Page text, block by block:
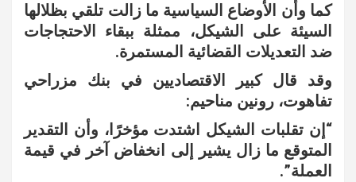
كما وأن الأوضاع السياسية ما زالت تلقي بظلالها
السيئة على الشيكل، ممثلة ببقاء الاحتجاجات
ضد التعديلات القضائية المستمرة.
وقد قال كبير الاقتصاديين في بنك مزراحي
تفاهوت، رونين مناحيم:
“إن تقلبات الشيكل اشتدت مؤخرًا، وأن التقدير
المتوقع ما زال يشير إلى انخفاض آخر في قيمة
العملة”.